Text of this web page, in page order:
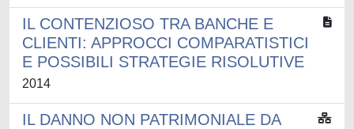
IL CONTENZIOSO TRA BANCHE E
CLIENTI: APPROCCI COMPARATISTICI
E POSSIBILI STRATEGIE RISOLUTIVE
2014
IL DANNO NON PATRIMONIALE DA